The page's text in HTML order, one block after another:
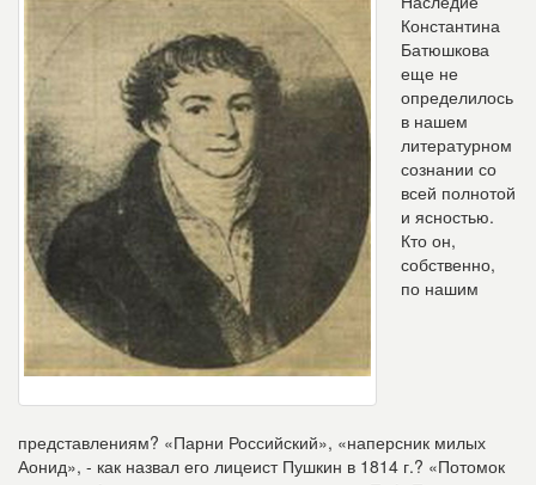
Константина
Батюшкова
еще не
определилось
в нашем
литературном
сознании со
всей полнотой
и ясностью.
Кто он,
собственно,
по нашим
представлениям? «Парни Российский», «наперсник милых
Аонид», - как назвал его лицеист Пушкин в 1814 г.? «Потомок